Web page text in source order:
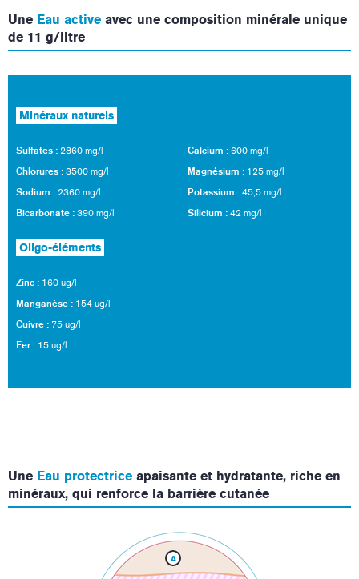
Une Eau active avec une composition minérale unique
de 11 g/litre
Minéraux naturels
Sulfates : 2860 mg/l
Chlorures : 3500 mg/l
Sodium : 2360 mg/l
Bicarbonate : 390 mg/l
Calcium : 600 mg/l
Magnésium : 125 mg/l
Potassium : 45,5 mg/l
Silicium : 42 mg/l
Oligo-éléments
Zinc : 160 ug/l
Manganèse : 154 ug/l
Cuivre : 75 ug/l
Fer : 15 ug/l
Une Eau protectrice apaisante et hydratante, riche en
minéraux, qui renforce la barrière cutanée
A